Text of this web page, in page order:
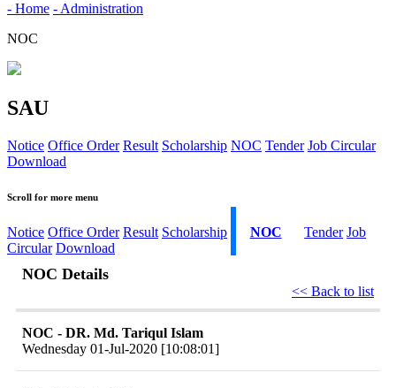
- Home - Administration
NOC
SAU
Notice Office Order Result Scholarship NOC Tender Job Circular
Download
Scroll for more menu
Notice Office Order Result Scholarship NOC Tender Job
Circular Download
NOC Details
<< Back to list
NOC - DR. Md. Tariqul Islam
Wednesday 01-Jul-2020 [10:08:01]